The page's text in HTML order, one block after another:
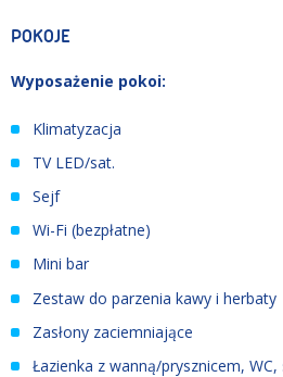
POKOJE
Wyposażenie pokoi:
Klimatyzacja
TV LED/sat.
Sejf
Wi-Fi (bezpłatne)
Mini bar
Zestaw do parzenia kawy i herbaty
Zasłony zaciemniające
Łazienka z wanną/prysznicem,